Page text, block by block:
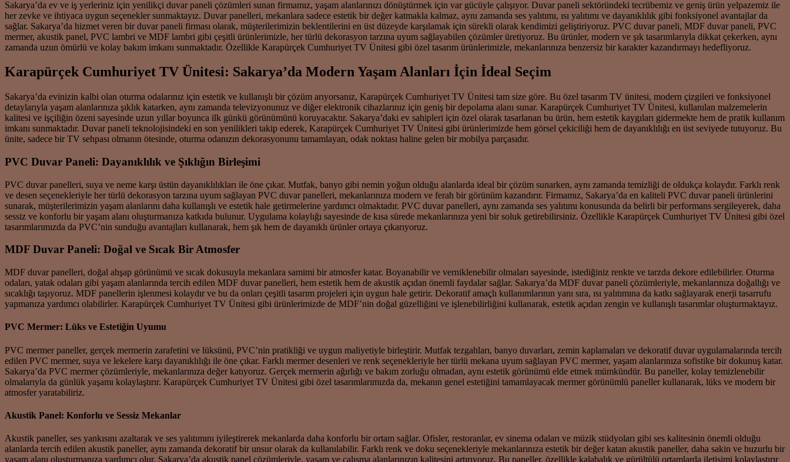
Sakarya’da ev ve iş yerleriniz için yenilikçi duvar paneli çözümleri sunan firmamız, yaşam alanlarınızı dönüştürmek için var gücüyle çalışıyor. Duvar paneli sektöründeki tecrübemiz ve geniş ürün yelpazemiz ile
her zevke ve ihtiyaca uygun seçenekler sunmaktayız. Duvar panelleri, mekanlara sadece estetik bir değer katmakla kalmaz, aynı zamanda ses yalıtımı, ısı yalıtımı ve dayanıklılık gibi fonksiyonel avantajlar da
sağlar. Sakarya’da hizmet veren bir duvar paneli firması olarak, müşterilerimizin beklentilerini en üst düzeyde karşılamak için sürekli olarak kendimizi geliştiriyoruz. PVC duvar paneli, MDF duvar paneli, PVC
mermer, akustik panel, PVC lambri ve MDF lambri gibi çeşitli ürünlerimizle, her türlü dekorasyon tarzına uyum sağlayabilen çözümler üretiyoruz. Bu ürünler, modern ve şık tasarımlarıyla dikkat çekerken, aynı
zamanda uzun ömürlü ve kolay bakım imkanı sunmaktadır. Özellikle Karapürçek Cumhuriyet TV Ünitesi gibi özel tasarım ürünlerimizle, mekanlarınıza benzersiz bir karakter kazandırmayı hedefliyoruz.
Karapürçek Cumhuriyet TV Ünitesi: Sakarya’da Modern Yaşam Alanları İçin İdeal Seçim
Sakarya’da evinizin kalbi olan oturma odalarınız için estetik ve kullanışlı bir çözüm arıyorsanız, Karapürçek Cumhuriyet TV Ünitesi tam size göre. Bu özel tasarım TV ünitesi, modern çizgileri ve fonksiyonel
detaylarıyla yaşam alanlarınıza şıklık katarken, aynı zamanda televizyonunuz ve diğer elektronik cihazlarınız için geniş bir depolama alanı sunar. Karapürçek Cumhuriyet TV Ünitesi, kullanılan malzemelerin
kalitesi ve işçiliğin özeni sayesinde uzun yıllar boyunca ilk günkü görünümünü koruyacaktır. Sakarya’daki ev sahipleri için özel olarak tasarlanan bu ürün, hem estetik kaygıları gidermekte hem de pratik kullanım
imkanı sunmaktadır. Duvar paneli teknolojisindeki en son yenilikleri takip ederek, Karapürçek Cumhuriyet TV Ünitesi gibi ürünlerimizde hem görsel çekiciliği hem de dayanıklılığı en üst seviyede tutuyoruz. Bu
ünite, sadece bir TV sehpası olmanın ötesinde, oturma odanızın dekorasyonunu tamamlayan, odak noktası haline gelen bir mobilya parçasıdır.
PVC Duvar Paneli: Dayanıklılık ve Şıklığın Birleşimi
PVC duvar panelleri, suya ve neme karşı üstün dayanıklılıkları ile öne çıkar. Mutfak, banyo gibi nemin yoğun olduğu alanlarda ideal bir çözüm sunarken, aynı zamanda temizliği de oldukça kolaydır. Farklı renk
ve desen seçenekleriyle her türlü dekorasyon tarzına uyum sağlayan PVC duvar panelleri, mekanlarınıza modern ve ferah bir görünüm kazandırır. Firmamız, Sakarya’da en kaliteli PVC duvar paneli ürünlerini
sunarak, müşterilerimizin yaşam alanlarını daha kullanışlı ve estetik hale getirmelerine yardımcı olmaktadır. PVC duvar panelleri, aynı zamanda ses yalıtımı konusunda da belirli bir performans sergileyerek, daha
sessiz ve konforlu bir yaşam alanı oluşturmanıza katkıda bulunur. Uygulama kolaylığı sayesinde de kısa sürede mekanlarınıza yeni bir soluk getirebilirsiniz. Özellikle Karapürçek Cumhuriyet TV Ünitesi gibi özel
tasarımlarımızda da PVC’nin sunduğu avantajları kullanarak, hem şık hem de dayanıklı ürünler ortaya çıkarıyoruz.
MDF Duvar Paneli: Doğal ve Sıcak Bir Atmosfer
MDF duvar panelleri, doğal ahşap görünümü ve sıcak dokusuyla mekanlara samimi bir atmosfer katar. Boyanabilir ve verniklenebilir olmaları sayesinde, istediğiniz renkte ve tarzda dekore edilebilirler. Oturma
odaları, yatak odaları gibi yaşam alanlarında tercih edilen MDF duvar panelleri, hem estetik hem de akustik açıdan önemli faydalar sağlar. Sakarya’da MDF duvar paneli çözümleriyle, mekanlarınıza doğallığı ve
sıcaklığı taşıyoruz. MDF panellerin işlenmesi kolaydır ve bu da onları çeşitli tasarım projeleri için uygun hale getirir. Dekoratif amaçlı kullanımlarının yanı sıra, ısı yalıtımına da katkı sağlayarak enerji tasarrufu
yapmanıza yardımcı olabilirler. Karapürçek Cumhuriyet TV Ünitesi gibi ürünlerimizde de MDF’nin doğal güzelliğini ve işlenebilirliğini kullanarak, estetik açıdan zengin ve kullanışlı tasarımlar oluşturmaktayız.
PVC Mermer: Lüks ve Estetiğin Uyumu
PVC mermer paneller, gerçek mermerin zarafetini ve lüksünü, PVC’nin pratikliği ve uygun maliyetiyle birleştirir. Mutfak tezgahları, banyo duvarları, zemin kaplamaları ve dekoratif duvar uygulamalarında tercih
edilen PVC mermer, suya ve lekelere karşı dayanıklılığı ile öne çıkar. Farklı mermer desenleri ve renk seçenekleriyle her türlü mekana uyum sağlayan PVC mermer, yaşam alanlarınıza sofistike bir dokunuş katar.
Sakarya’da PVC mermer çözümleriyle, mekanlarınıza değer katıyoruz. Gerçek mermerin ağırlığı ve bakım zorluğu olmadan, aynı estetik görünümü elde etmek mümkündür. Bu paneller, kolay temizlenebilir
olmalarıyla da günlük yaşamı kolaylaştırır. Karapürçek Cumhuriyet TV Ünitesi gibi özel tasarımlarımızda da, mekanın genel estetiğini tamamlayacak mermer görünümlü paneller kullanarak, lüks ve modern bir
atmosfer yaratabiliriz.
Akustik Panel: Konforlu ve Sessiz Mekanlar
Akustik paneller, ses yankısını azaltarak ve ses yalıtımını iyileştirerek mekanlarda daha konforlu bir ortam sağlar. Ofisler, restoranlar, ev sinema odaları ve müzik stüdyoları gibi ses kalitesinin önemli olduğu
alanlarda tercih edilen akustik paneller, aynı zamanda dekoratif bir unsur olarak da kullanılabilir. Farklı renk ve doku seçenekleriyle mekanlarınıza estetik bir değer katan akustik paneller, daha sakin ve huzurlu bir
yaşam alanı oluşturmanıza yardımcı olur. Sakarya’da akustik panel çözümleriyle, yaşam ve çalışma alanlarınızın kalitesini artırıyoruz. Bu paneller, özellikle kalabalık ve gürültülü ortamlarda iletişimi kolaylaştırır